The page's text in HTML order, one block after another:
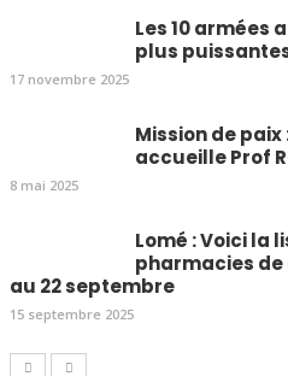
Les 10 armées
plus
17 novembre 2025
Mission de paix
accueille Prof
8 mai 2025
Lomé : Voici la
pharmacies de
au 22 septembre
15 septembre 2025